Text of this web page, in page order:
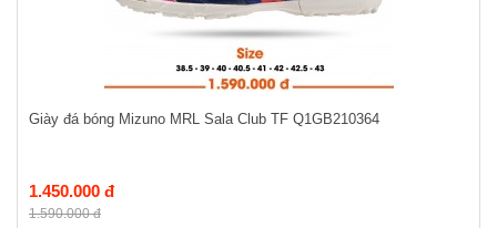
Giày đá bóng Mizuno MRL Sala Club TF Q1GB210364
1.450.000 đ
1.590.000 đ